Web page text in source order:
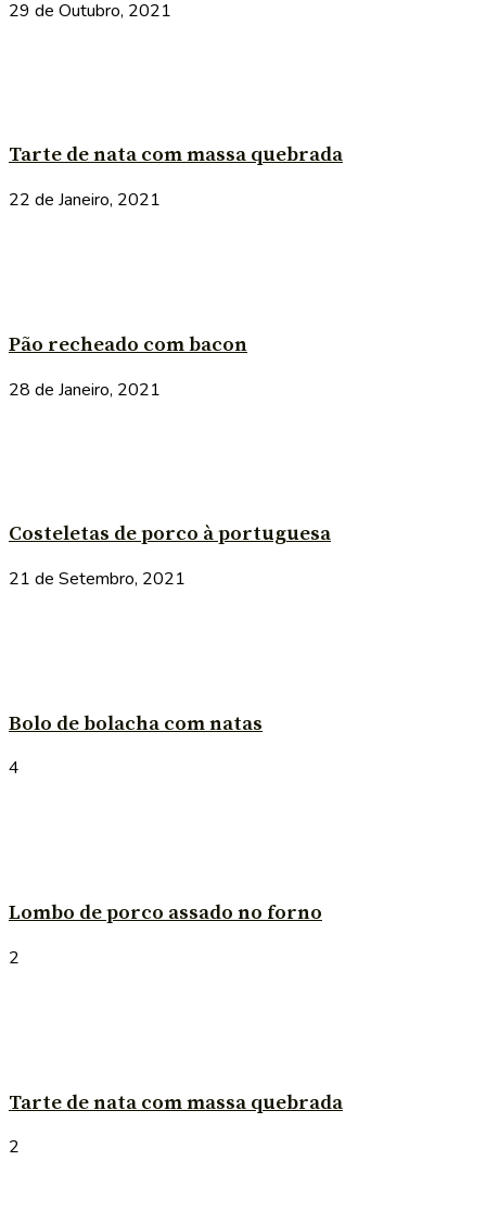
29 de Outubro, 2021
Tarte de nata com massa quebrada
22 de Janeiro, 2021
Pão recheado com bacon
28 de Janeiro, 2021
Costeletas de porco à portuguesa
21 de Setembro, 2021
Bolo de bolacha com natas
4
Lombo de porco assado no forno
2
Tarte de nata com massa quebrada
2